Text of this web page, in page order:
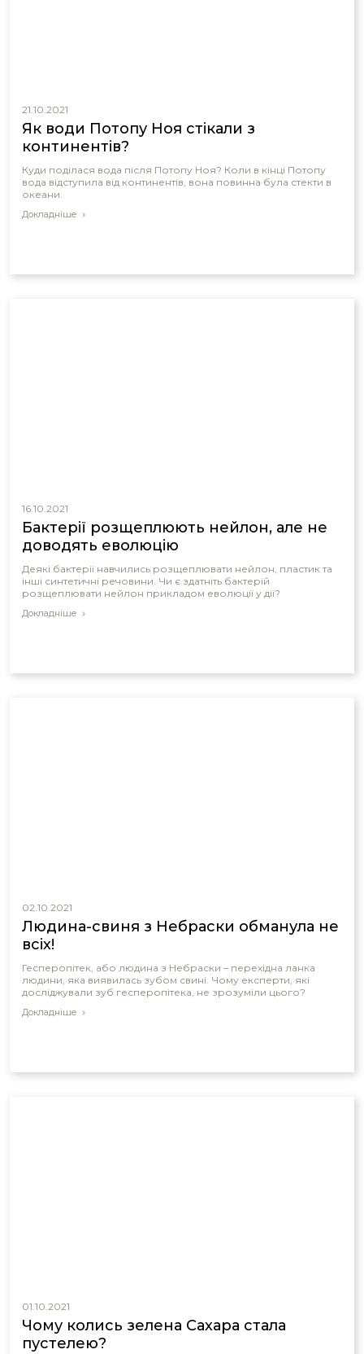
21.10.2021
Як води Потопу Ноя стікали з
континентів?
Куди поділася вода після Потопу Ноя? Коли в кінці Потопу
вода відступила від континентів, вона повинна була стекти в
океани.
Докладніше
16.10.2021
Бактерії розщеплюють нейлон, але не
доводять еволюцію
Деякі бактерії навчились розщеплювати нейлон, пластик та
інші синтетичні речовини. Чи є здатніть бактерій
розщеплювати нейлон прикладом еволюції у дії?
Докладніше
02.10.2021
Людина-свиня з Небраски обманула не
всіх!
Гесперопітек, або людина з Небраски – перехідна ланка
людини, яка виявилась зубом свині. Чому експерти, які
досліджували зуб гесперопітека, не зрозуміли цього?
Докладніше
01.10.2021
Чому колись зелена Сахара стала
пустелею?